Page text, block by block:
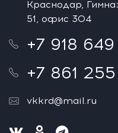
Краснодар,
51, офис 304
+7 918
+7 861
vkkrd@mail.ru